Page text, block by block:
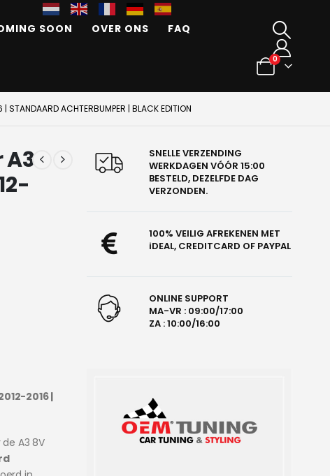
SOON OVER ONS FAQ
0
STANDAARD ACHTERBUMPER | BLACK EDITION
A3
2016 |
A3 8V
SNELLE VERZENDING
WERKDAGEN VÓÓR 15:00
BESTELD, DEZELFDE DAG
VERZONDEN.
100% VEILIG AFREKENEN MET
iDEAL, CREDITCARD OF PAYPAL
ONLINE SUPPORT
MA-VR : 09:00/17:00
ZA : 10:00/16:00